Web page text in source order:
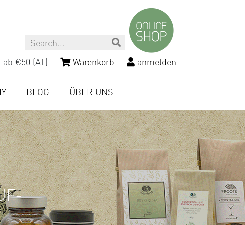
Search
€50 (AT)
Warenkorb anmelden
BLOG ÜBER UNS